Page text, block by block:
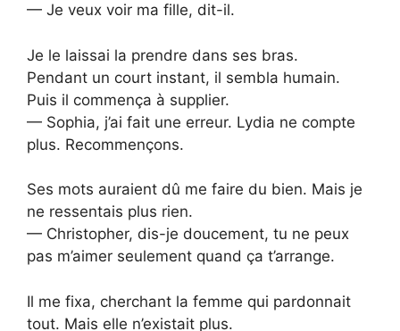
— Je veux voir ma fille, dit-il.
Je le laissai la prendre dans ses bras.
Pendant un court instant, il sembla humain.
Puis il commença à supplier.
— Sophia, j’ai fait une erreur. Lydia ne compte
plus. Recommençons.
Ses mots auraient dû me faire du bien. Mais je
ne ressentais plus rien.
— Christopher, dis-je doucement, tu ne peux
pas m’aimer seulement quand ça t’arrange.
Il me fixa, cherchant la femme qui pardonnait
tout. Mais elle n’existait plus.